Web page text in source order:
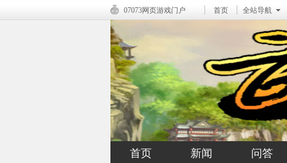
07073网页游戏门户 首页 全站导航
首页 新闻 问答